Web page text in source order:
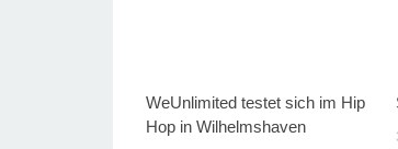
WeUnlimited testet sich im Hip
Hop in Wilhelmshaven